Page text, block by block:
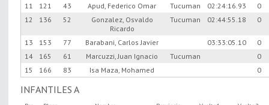
11
121 43 Apud, Federico Omar Tucuman 02:24:16.93
0
12
136 52
Gonzalez, Osvaldo
Ricardo
Tucuman 02:44:55.18 0
13 153 77 Barabani, Carlos Javier 03:33:05.10
0
14
165 61 Marcuzzi, Juan Ignacio Tucuman
0
15
166 83 Isa Maza, Mohamed 0
INFANTILES A